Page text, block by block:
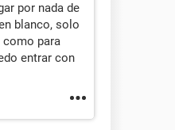
por nada de
blanco, solo
como para
entrar con